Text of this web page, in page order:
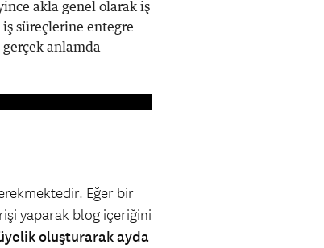
akla genel olarak iş
süreçlerine entegre
anlamda
Eğer bir
yaparak blog içeriğini
oluşturarak ayda